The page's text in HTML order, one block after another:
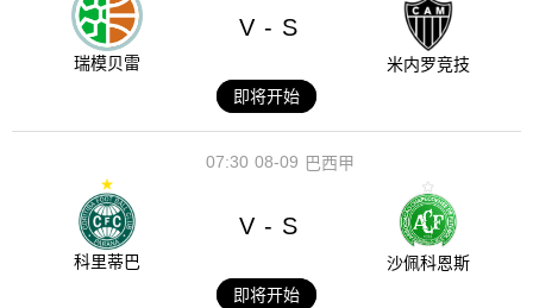
瑞模贝雷
V - S
米内罗竞技
即将开始
08-09
07:30 巴西甲
科里蒂巴
V - S
沙佩科恩斯
即将开始